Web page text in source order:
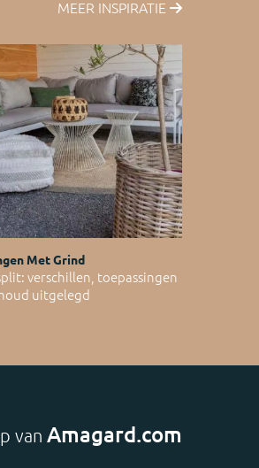
MEER INSPIRATIE
Met Grind
verschillen, toepassingen
uitgelegd
van Amagard.com